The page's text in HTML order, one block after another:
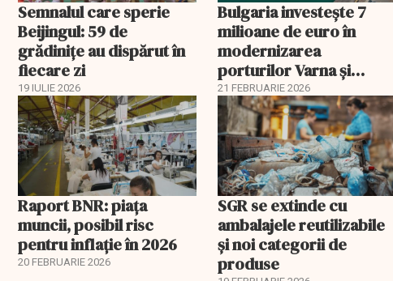
Semnalul care sperie
Beijingul: 59 de
grădinițe au dispărut în
fiecare zi
19 IULIE 2026
Bulgaria investește 7
milioane de euro în
modernizarea
porturilor Varna și
Burgas
21 FEBRUARIE 2026
Raport BNR: piața
muncii, posibil risc
pentru inflație în 2026
20 FEBRUARIE 2026
SGR se extinde cu
ambalajele reutilizabile
și noi categorii de
produse